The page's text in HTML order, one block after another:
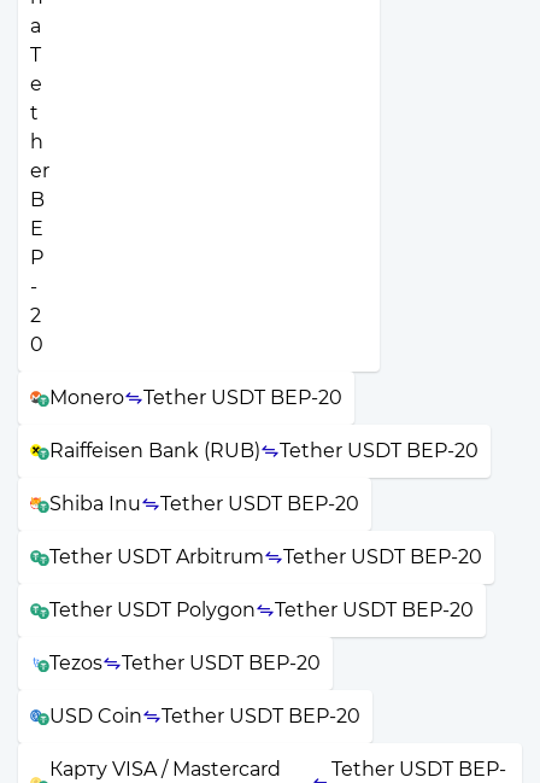
Monero Tether USDT BEP-20
Raiffeisen Bank (RUB) Tether USDT BEP-20
Shiba Inu Tether USDT BEP-20
Tether USDT Arbitrum Tether USDT BEP-20
Tether USDT Polygon Tether USDT BEP-20
Tezos Tether USDT BEP-20
USD Coin Tether USDT BEP-20
Карту VISA / Mastercard
Tether USDT BEP-